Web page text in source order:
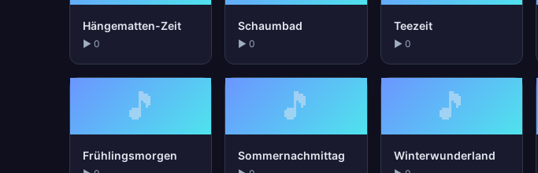
Hängematten-Zeit
▶ 0
Schaumbad
▶ 0
Teezeit
▶ 0
🎵
Frühlingsmorgen
🎵
Sommernachmittag
🎵
Winterwunderland